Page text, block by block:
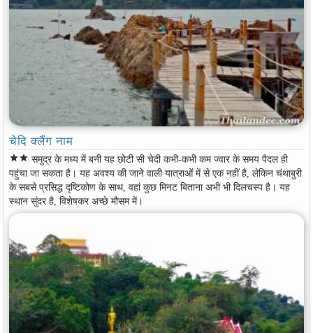
चेदि क्लैंग नाम
starstar समुद्र के मध्य में बनी यह छोटी सी चेदी कभी-कभी कम ज्वार के समय पैदल ही
पहुंचा जा सकता है। यह अवश्य की जाने वाली यात्राओं में से एक नहीं है, लेकिन चंथाबुरी
के सबसे प्रसिद्ध दृष्टिकोण के साथ, वहां कुछ मिनट बिताना अभी भी दिलचस्प है। यह
स्थान सुंदर है, विशेषकर अच्छे मौसम में।